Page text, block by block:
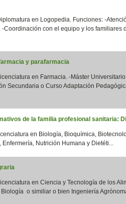
en Logopedia. Funciones: -
-Coordinación con el equipo y los familiares
y parafarmacia
en Farmacia. -Máster
Secundaria o Curso Adaptación
de la familia profesional sanitaria:
en Biología, Bioquímica,
Enfermería, Nutrición Humana y Dietéti...
en Ciencia y Tecnología de los
o similiar o bien Ingeniería